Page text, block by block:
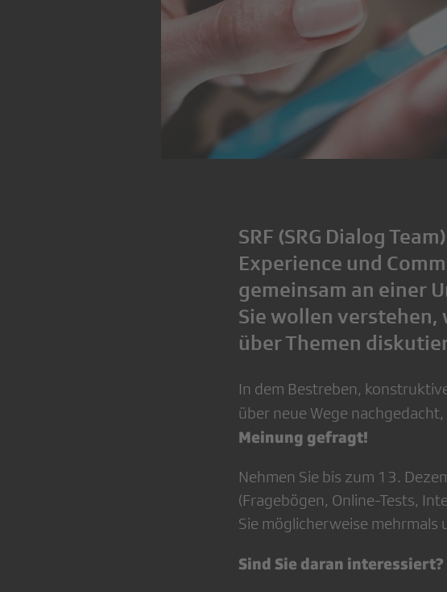
SRF (SRG Dialog
Experience und
gemeinsam an einer
Sie wollen verstehen,
über Themen
In dem Bestreben,
über neue Wege
Meinung gefragt!
Nehmen Sie bis zum 13.
(Fragebögen, Online-Tests,
Sie möglicherweise mehrmals
Sind Sie daran interessiert?